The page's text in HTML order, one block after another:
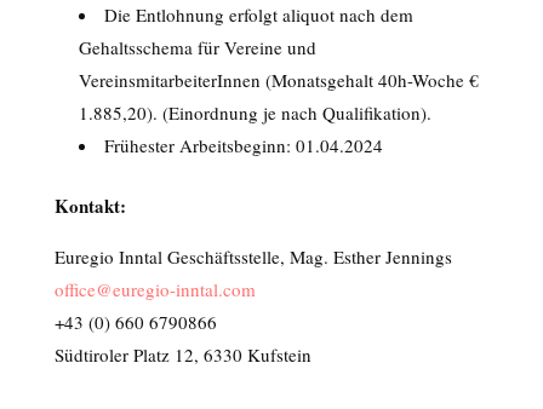
Die Entlohnung erfolgt aliquot nach dem
Gehaltsschema für Vereine und
VereinsmitarbeiterInnen (Monatsgehalt 40h-Woche €
1.885,20). (Einordnung je nach Qualifikation).
Frühester Arbeitsbeginn: 01.04.2024
Kontakt:
Euregio Inntal Geschäftsstelle, Mag. Esther Jennings
office@euregio-inntal.com
+43 (0) 660 6790866
Südtiroler Platz 12, 6330 Kufstein